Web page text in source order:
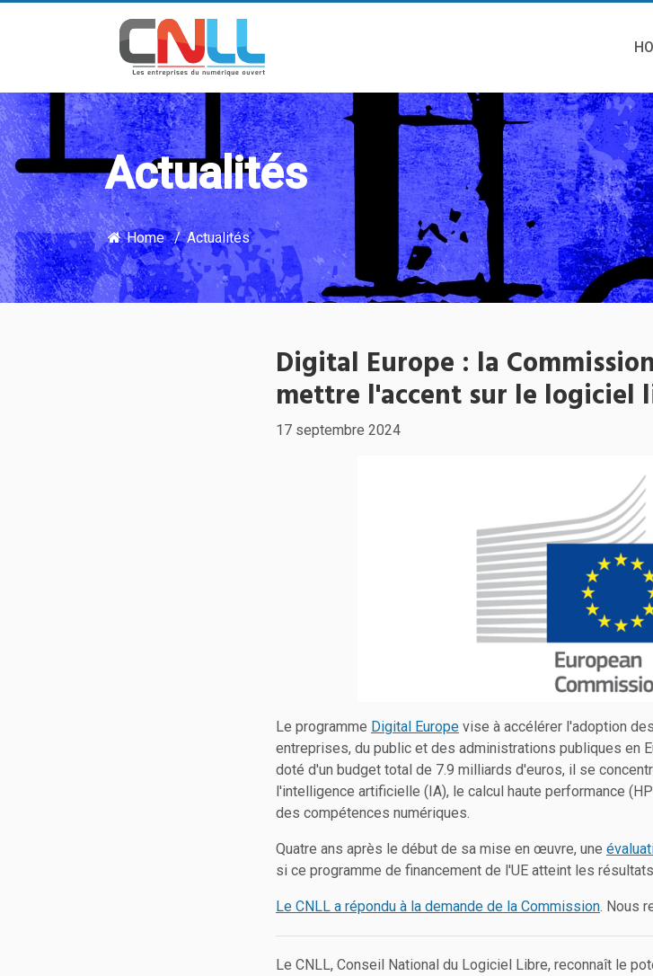
Actualités
Home Actualités
Digital Europe : la
mettre l'accent sur le logiciel
17 septembre 2024
Le programme Digital Europe vise à accélérer l'adoption
entreprises, du public et des administrations publiques en
doté d'un budget total de 7.9 milliards d'euros, il se
l'intelligence artificielle (IA), le calcul haute performance
des compétences numériques.
Quatre ans après le début de sa mise en œuvre, une
si ce programme de financement de l'UE atteint les
Le CNLL a répondu à la demande de la Commission. Nous
Le CNLL, Conseil National du Logiciel Libre, reconnaît le